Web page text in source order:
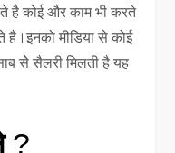
है कोई और काम भी करते
मीडिया से कोई
सेे सैलरी मिलती है यह
?